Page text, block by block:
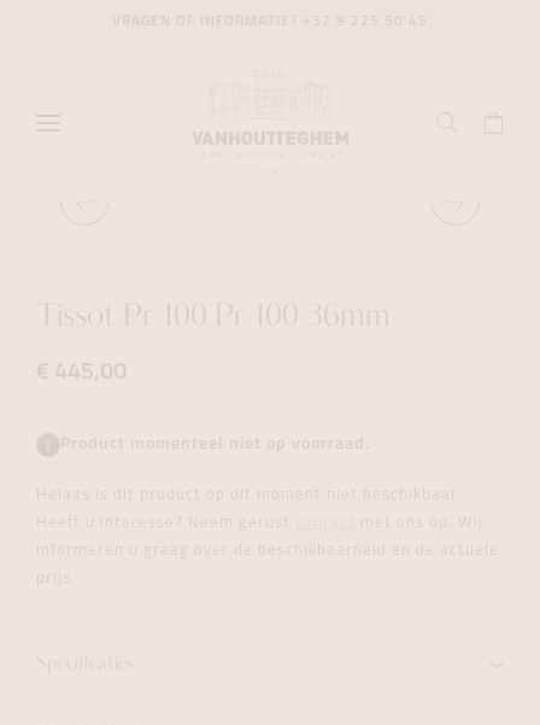
Tissot Pr 100 Pr 100 36mm
€ 445,00
Product momenteel niet op voorraad.
Helaas is dit product op dit moment niet beschikbaar.
Heeft u interesse? Neem gerust
met ons op. Wij
informeren u graag over de beschikbaarheid en de actuele
prijs.
Specificaties